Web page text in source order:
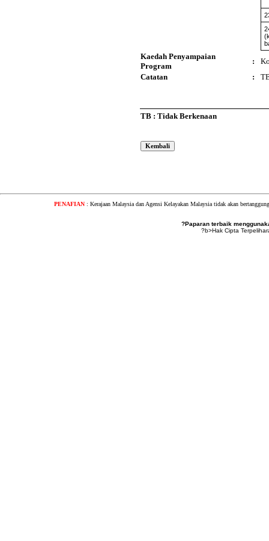
Kaedah Penyampaian
Program
:
Catatan
:
TB : Tidak Berkenaan
PENAFIAN : Kerajaan Malaysia dan Agensi Kelayakan Malaysia tidak akan
?Paparan terbaik
?b>Hak Cipta